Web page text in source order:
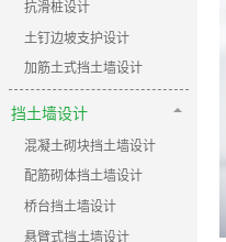
抗滑桩设计
土钉边坡支护设计
加筋土式挡土墙设计
挡土墙设计
混凝土砌块挡土墙设计
配筋砌体挡土墙设计
桥台挡土墙设计
悬臂式挡土墙设计